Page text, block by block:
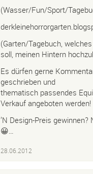
(Wasser/Fun/Sport/
(Garten/Tagebuch,
soll, meinen Hintern
Es dürfen gerne
geschrieben und
thematisch passendes
Verkauf angeboten werden!
’N Design-Preis gewinnen?
😀…
28.06.2012